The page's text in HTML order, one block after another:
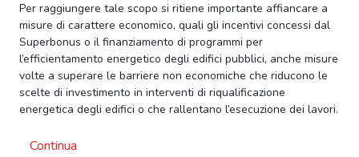
Per raggiungere tale scopo si ritiene importante affiancare a
misure di carattere economico, quali gli incentivi concessi dal
Superbonus o il finanziamento di programmi per
l’efficientamento energetico degli edifici pubblici, anche misure
volte a superare le barriere non economiche che riducono le
scelte di investimento in interventi di riqualificazione
energetica degli edifici o che rallentano l’esecuzione dei lavori.
Continua